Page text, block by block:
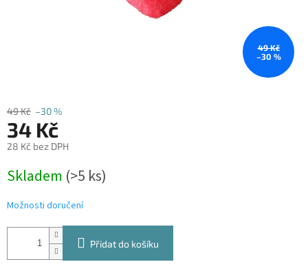
49 Kč
–30 %
49 Kč –30 %
34 Kč
28 Kč bez DPH
cena:
Skladem (>5 ks)
Možnosti doručení
Přidat do košíku